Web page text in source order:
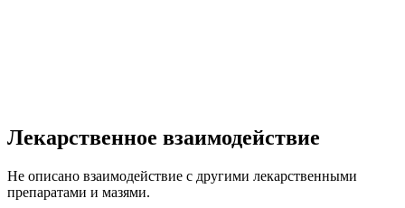
Лекарственное взаимодействие
Не описано взаимодействие с другими лекарственными
препаратами и мазями.